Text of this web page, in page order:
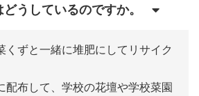
うしているのですか。
くずと一緒に堆肥にしてリサイク
配布して、学校の花壇や学校菜園